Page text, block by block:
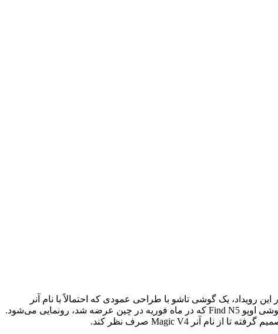
رویداد، یک گوشی تاشو با طراحی عمودی که احتمالاً با نام آنر
Magic V2 Flip عرضه خواهد شد، در کنار یک گوشی تاشو با طراحی کتابی معرفی شود. این گوشی دوم، به عنوان یک رقیب جدی برای گوشی اوپو Find N5 که در ماه فوریه در چین عرضه شد، رونمایی می‌شود.